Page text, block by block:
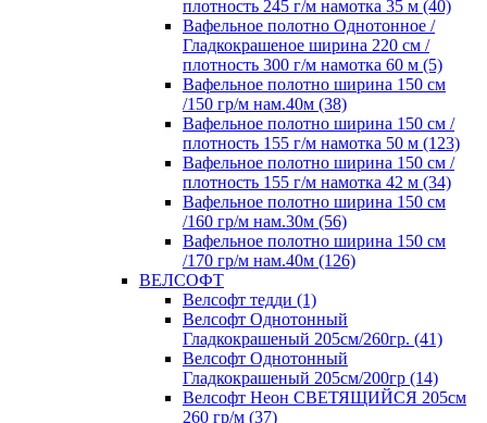
плотность 245 г/м намотка 35 м (40)
Вафельное полотно Однотонное /
Гладкокрашеное ширина 220 см /
плотность 300 г/м намотка 60 м (5)
Вафельное полотно ширина 150 см
/150 гр/м нам.40м (38)
Вафельное полотно ширина 150 см /
плотность 155 г/м намотка 50 м (123)
Вафельное полотно ширина 150 см /
плотность 155 г/м намотка 42 м (34)
Вафельное полотно ширина 150 см
/160 гр/м нам.30м (56)
Вафельное полотно ширина 150 см
/170 гр/м нам.40м (126)
ВЕЛСОФТ
Велсофт тедди (1)
Велсофт Однотонный
Гладкокрашеный 205см/260гр. (41)
Велсофт Однотонный
Гладкокрашеный 205см/200гр (14)
Велсофт Неон СВЕТЯЩИЙСЯ 205см
260 гр/м (37)